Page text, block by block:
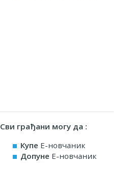
Сви грађани могу да :
Купе Е-новчаник
Допуне Е-новчаник